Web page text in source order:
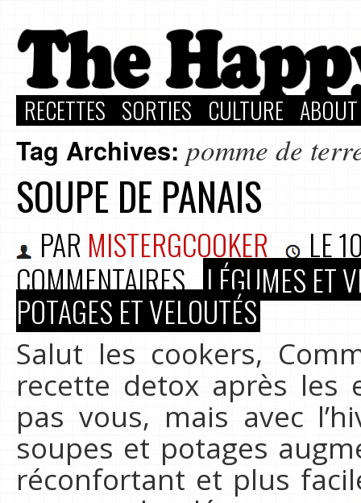
RECETTES SORTIES CULTURE
Tag Archives: pomme de
SOUPE DE PANAIS
PAR MISTERGCOOKER LE
COMMENTAIRES LÉGUMES ET
POTAGES ET VELOUTÉS
Salut les cookers,
recette detox après les
pas vous, mais avec
soupes et potages
réconfortant et plus